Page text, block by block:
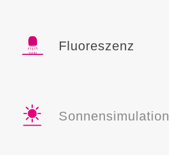
Fluoreszenz
Sonnensimulation